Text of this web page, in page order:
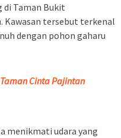
di Taman Bukit
Kawasan tersebut terkenal
dengan pohon gaharu
Cinta Pajintan
menikmati udara yang